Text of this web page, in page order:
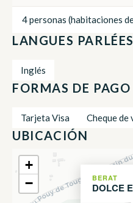
4 personas (habitaciones
LANGUES PARLÉES
Inglés
FORMAS DE PAGO
Tarjeta Visa Cheque de
UBICACIÓN
BERAT
DOLCE
+
−